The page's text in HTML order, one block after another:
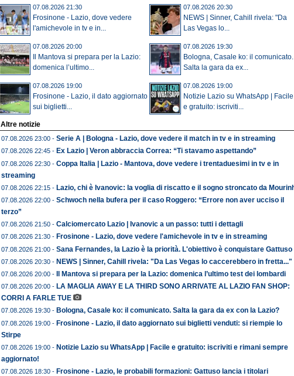
07.08.2026 21:30
Frosinone - Lazio, dove vedere
l'amichevole in tv e in...
07.08.2026 20:30
NEWS | Sinner, Cahill rivela: "Da
Las Vegas lo...
07.08.2026 20:00
Il Mantova si prepara per la Lazio:
domenica l’ultimo...
07.08.2026 19:30
Bologna, Casale ko: il comunicato.
Salta la gara da ex...
07.08.2026 19:00
Frosinone - Lazio, il dato aggiornato
sui biglietti...
07.08.2026 19:00
Notizie Lazio su WhatsApp | Facile
e gratuito: iscriviti...
Altre notizie
07.08.2026 23:00 - Serie A | Bologna - Lazio, dove vedere il match in tv e in streaming
07.08.2026 22:45 - Ex Lazio | Veron abbraccia Correa: “Ti stavamo aspettando”
07.08.2026 22:30 - Coppa Italia | Lazio - Mantova, dove vedere i trentaduesimi in tv e in
streaming
07.08.2026 22:15 - Lazio, chi è Ivanovic: la voglia di riscatto e il sogno stroncato da
07.08.2026 22:00 - Schwoch nella bufera per il caso Roggero: “Errore non aver ucciso il
terzo”
07.08.2026 21:50 - Calciomercato Lazio | Ivanovic a un passo: tutti i dettagli
07.08.2026 21:30 - Frosinone - Lazio, dove vedere l'amichevole in tv e in streaming
07.08.2026 21:00 - Sana Fernandes, la Lazio è la priorità. L'obiettivo è conquistare Gattuso
07.08.2026 20:30 - NEWS | Sinner, Cahill rivela: "Da Las Vegas lo caccerebbero in fretta..."
07.08.2026 20:00 - Il Mantova si prepara per la Lazio: domenica l’ultimo test dei lombardi
07.08.2026 20:00 - LA MAGLIA AWAY E LA THIRD SONO ARRIVATE AL LAZIO FAN SHOP:
CORRI A FARLE TUE
07.08.2026 19:30 - Bologna, Casale ko: il comunicato. Salta la gara da ex con la Lazio?
07.08.2026 19:00 - Frosinone - Lazio, il dato aggiornato sui biglietti venduti: si riempie lo
Stirpe
07.08.2026 19:00 - Notizie Lazio su WhatsApp | Facile e gratuito: iscriviti e rimani sempre
aggiornato!
07.08.2026 18:30 - Frosinone - Lazio, le probabili formazioni: Gattuso lancia i titolari